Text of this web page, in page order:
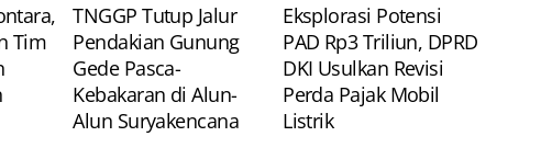
Tim
TNGGP Tutup Jalur
Pendakian Gunung
Gede Pasca-
Kebakaran di Alun-
Alun Suryakencana
Eksplorasi Potensi
PAD Rp3 Triliun, DPRD
DKI Usulkan Revisi
Perda Pajak Mobil
Listrik